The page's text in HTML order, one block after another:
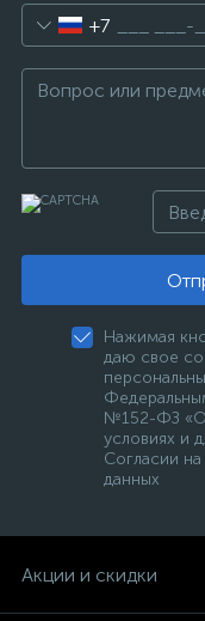
+7
Нажимая
даю свое
№152-ФЗ «О
условиях и
Согласии
данных
Акции и скидки